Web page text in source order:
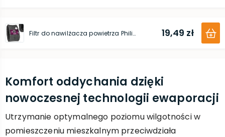
Filtr do nawilżacza powietrza Philips (Seria 2000) 19,49 zł
Komfort oddychania dzięki
nowoczesnej technologii ewaporacji
Utrzymanie optymalnego poziomu wilgotności w
pomieszczeniu mieszkalnym przeciwdziała